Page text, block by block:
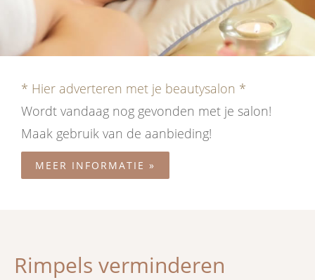
* Hier adverteren met je beautysalon *
Wordt vandaag nog gevonden met je salon!
Maak gebruik van de aanbieding!
MEER INFORMATIE »
Rimpels verminderen